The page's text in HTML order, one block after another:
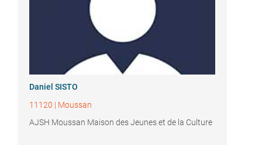
Daniel SISTO
11120 | Moussan
AJSH Moussan Maison des Jeunes et de la Culture